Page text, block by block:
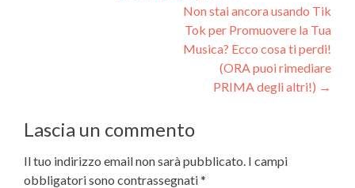
Non stai ancora usando Tik
Tok per Promuovere la Tua
Musica? Ecco cosa ti perdi!
(ORA puoi rimediare
PRIMA degli altri!) →
Lascia un commento
Il tuo indirizzo email non sarà pubblicato. I campi
obbligatori sono contrassegnati*